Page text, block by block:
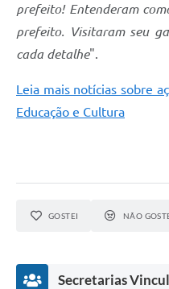
prefeito! Entenderam
prefeito. Visitaram seu
cada detalhe".
Leia mais notícias sobre
Educação e Cultura
GOSTEI NÃO
Secretarias